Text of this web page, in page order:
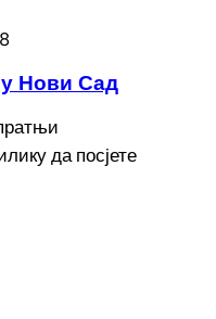
Нови Сад
да посјете